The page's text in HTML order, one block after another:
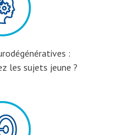
:
les sujets jeune ?